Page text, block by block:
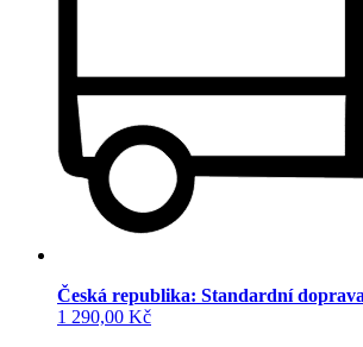
Česká republika: Standardní
1 290,00 Kč